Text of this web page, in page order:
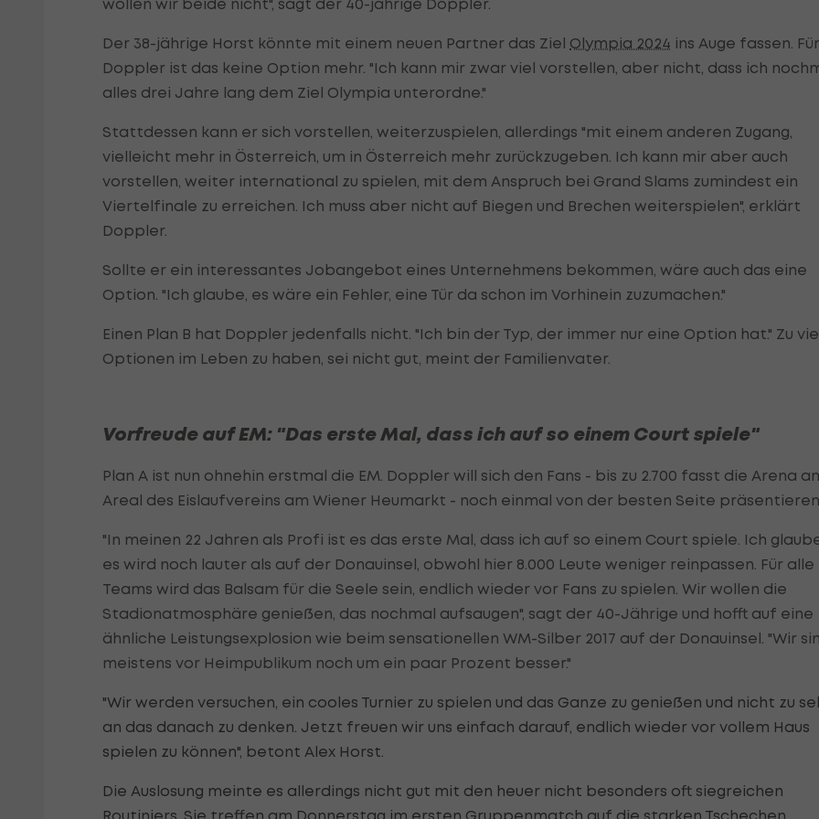
wollen wir beide nicht", sagt der 40-jährige Doppler.
Der 38-jährige Horst könnte mit einem neuen Partner das Ziel Olympia 2024 ins Auge fassen. Für
Doppler ist das keine Option mehr. "Ich kann mir zwar viel vorstellen, aber nicht, dass ich
alles drei Jahre lang dem Ziel Olympia unterordne."
Stattdessen kann er sich vorstellen, weiterzuspielen, allerdings "mit einem anderen Zugang,
vielleicht mehr in Österreich, um in Österreich mehr zurückzugeben. Ich kann mir aber auch
vorstellen, weiter international zu spielen, mit dem Anspruch bei Grand Slams zumindest ein
Viertelfinale zu erreichen. Ich muss aber nicht auf Biegen und Brechen weiterspielen", erklärt
Doppler.
Sollte er ein interessantes Jobangebot eines Unternehmens bekommen, wäre auch das eine
Option. "Ich glaube, es wäre ein Fehler, eine Tür da schon im Vorhinein zuzumachen."
Einen Plan B hat Doppler jedenfalls nicht. "Ich bin der Typ, der immer nur eine Option hat." Zu
Optionen im Leben zu haben, sei nicht gut, meint der Familienvater.
Vorfreude auf EM: "Das erste Mal, dass ich auf so einem Court spiele"
Plan A ist nun ohnehin erstmal die EM. Doppler will sich den Fans - bis zu 2.700 fasst die Arena
Areal des Eislaufvereins am Wiener Heumarkt - noch einmal von der besten Seite
"In meinen 22 Jahren als Profi ist es das erste Mal, dass ich auf so einem Court spiele. Ich
es wird noch lauter als auf der Donauinsel, obwohl hier 8.000 Leute weniger reinpassen. Für alle
Teams wird das Balsam für die Seele sein, endlich wieder vor Fans zu spielen. Wir wollen die
Stadionatmosphäre genießen, das nochmal aufsaugen", sagt der 40-Jährige und hofft auf eine
ähnliche Leistungsexplosion wie beim sensationellen WM-Silber 2017 auf der Donauinsel. "Wir
meistens vor Heimpublikum noch um ein paar Prozent besser."
"Wir werden versuchen, ein cooles Turnier zu spielen und das Ganze zu genießen und nicht zu
an das danach zu denken. Jetzt freuen wir uns einfach darauf, endlich wieder vor vollem Haus
spielen zu können", betont Alex Horst.
Die Auslosung meinte es allerdings nicht gut mit den heuer nicht besonders oft siegreichen